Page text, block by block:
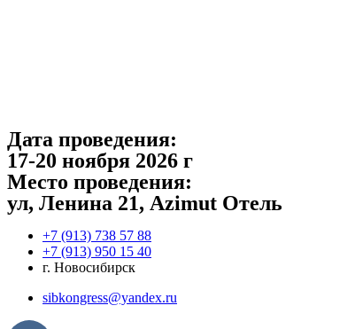
Дата проведения:
17-20 ноября 2026 г
Место проведения:
ул, Ленина 21, Azimut Отель
‎+7 (913) 738 57 88
+7 (913) 950 15 40
г. Новосибирск
sibkongress@yandex.ru